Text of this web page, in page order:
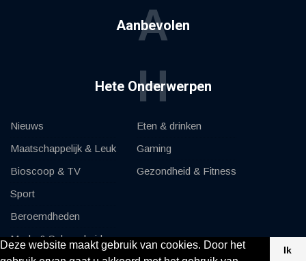
Deze website maakt gebruik van cookies. Door het
Ik
Aanbevolen
A
Hete Onderwerpen
H
Nieuws
Maatschappelijk & Leuk
Bioscoop & TV
Sport
Beroemdheden
Mode & Schoonheid
Eten & drinken
Gaming
Gezondheid & Fitness